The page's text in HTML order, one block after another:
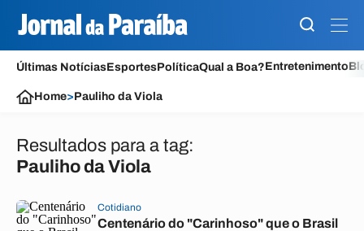
Últimas NotíciasEsportesPolíticaQual a Boa?Entretenimento
Home>Pauliho da Viola
Resultados para a tag:
Pauliho da Viola
Cotidiano
Centenário do "Carinhoso" que o Brasil